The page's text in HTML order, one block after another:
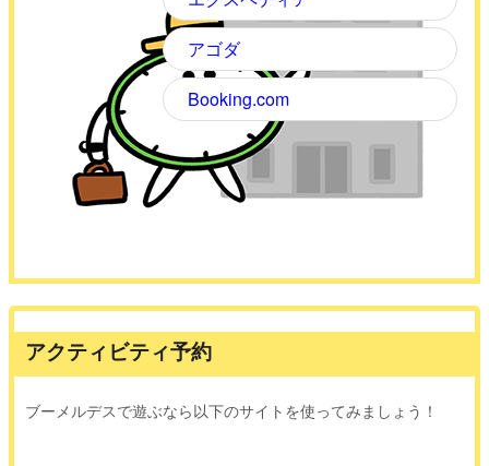
アゴダ
Booking.com
アクティビティ予約
ブーメルデスで遊ぶなら以下のサイトを使ってみましょう！